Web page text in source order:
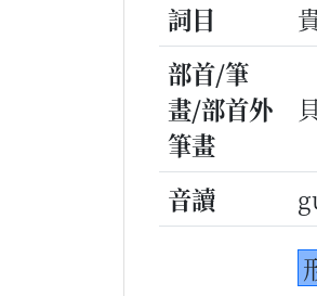
詞目
部首/筆
畫/部首外
筆畫
音讀